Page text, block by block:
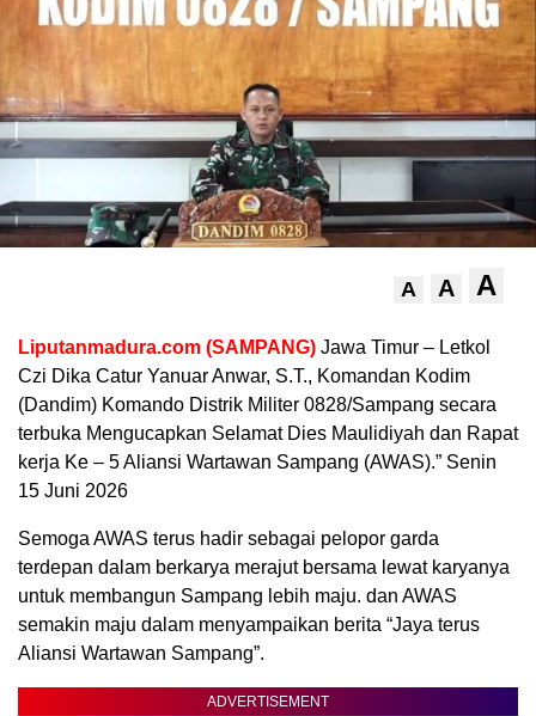
A A A
Liputanmadura.com (SAMPANG) Jawa Timur – Letkol
Czi Dika Catur Yanuar Anwar, S.T., Komandan Kodim
(Dandim) Komando Distrik Militer 0828/Sampang secara
terbuka Mengucapkan Selamat Dies Maulidiyah dan Rapat
kerja Ke – 5 Aliansi Wartawan Sampang (AWAS).” Senin
15 Juni 2026
Semoga AWAS terus hadir sebagai pelopor garda
terdepan dalam berkarya merajut bersama lewat karyanya
untuk membangun Sampang lebih maju. dan AWAS
semakin maju dalam menyampaikan berita “Jaya terus
Aliansi Wartawan Sampang”.
ADVERTISEMENT